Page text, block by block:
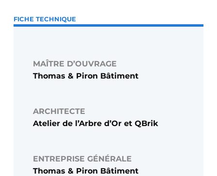
FICHE TECHNIQUE
MAÎTRE D’OUVRAGE
Thomas & Piron Bâtiment
ARCHITECTE
Atelier de l’Arbre d’Or et QBrik
ENTREPRISE GÉNÉRALE
Thomas & Piron Bâtiment